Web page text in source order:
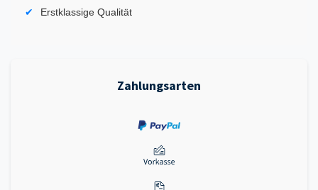
Erstklassige Qualität
Zahlungsarten